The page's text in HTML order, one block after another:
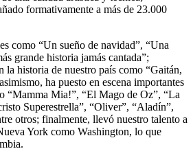
formativamente a más de 23.000
como “Un sueño de navidad”, “Una
grande historia jamás cantada”;
la historia de nuestro país como “Gaitán,
ha puesto en escena importantes
“Mamma Mia!”, “El Mago de Oz”, “La
Superestrella”, “Oliver”, “Aladín”,
otros; finalmente, llevó nuestro talento a
York como Washington, lo que